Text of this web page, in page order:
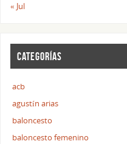
« Jul
CATEGORÍAS
acb
agustín arias
baloncesto
baloncesto femenino